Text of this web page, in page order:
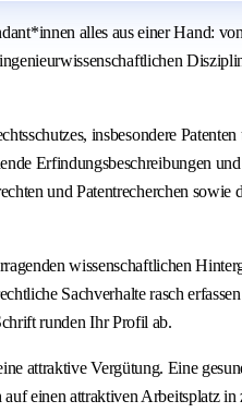
alles aus einer Hand:
insbesondere
Erfindungsbeschreibungen
und Patentrecherchen sowie
wissenschaftlichen
Sachverhalte rasch
runden Ihr Profil ab.
attraktive Vergütung. Eine
einen attraktiven Arbeitsplatz in